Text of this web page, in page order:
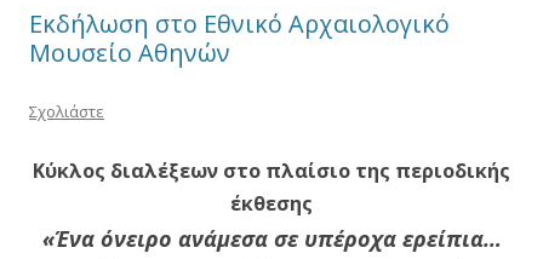
Εκδήλωση στο Εθνικό Αρχαιολογικό
Μουσείο Αθηνών
Σχολιάστε
Κύκλος διαλέξεων στο πλαίσιο της περιοδικής
έκθεσης
«Ένα όνειρο ανάμεσα σε υπέροχα ερείπια…